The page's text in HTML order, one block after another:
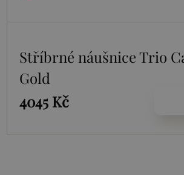
Stříbrné náušnice Trio
Gold
4045 Kč